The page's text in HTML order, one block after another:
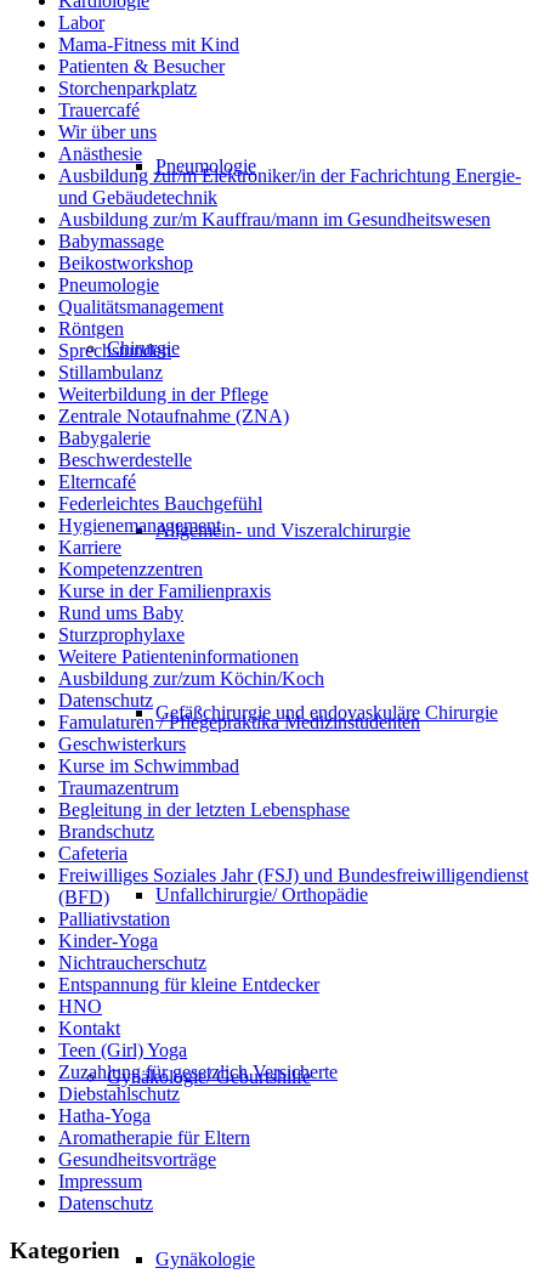
Pneumologie
Chirurgie
Allgemein- und Viszeralchirurgie
Gefäßchirurgie und endovaskuläre Chirurgie
Unfallchirurgie/ Orthopädie
Gynäkologie/ Geburtshilfe
Gynäkologie
Labor
Mama-Fitness mit Kind
Patienten & Besucher
Storchenparkplatz
Trauercafé
Wir über uns
Anästhesie
Ausbildung zur/m Elektroniker/in der Fachrichtung Energie-
und Gebäudetechnik
Ausbildung zur/m Kauffrau/mann im Gesundheitswesen
Babymassage
Beikostworkshop
Pneumologie
Qualitätsmanagement
Röntgen
Sprechstunden
Stillambulanz
Weiterbildung in der Pflege
Zentrale Notaufnahme (ZNA)
Babygalerie
Beschwerdestelle
Elterncafé
Federleichtes Bauchgefühl
Hygienemanagement
Karriere
Kompetenzzentren
Kurse in der Familienpraxis
Rund ums Baby
Sturzprophylaxe
Weitere Patienteninformationen
Ausbildung zur/zum Köchin/Koch
Datenschutz
Famulaturen / Pflegepraktika Medizinstudenten
Geschwisterkurs
Kurse im Schwimmbad
Traumazentrum
Begleitung in der letzten Lebensphase
Brandschutz
Cafeteria
Freiwilliges Soziales Jahr (FSJ) und Bundesfreiwilligendienst
(BFD)
Palliativstation
Kinder-Yoga
Nichtraucherschutz
Entspannung für kleine Entdecker
HNO
Kontakt
Teen (Girl) Yoga
Zuzahlung für gesetzlich Versicherte
Diebstahlschutz
Hatha-Yoga
Aromatherapie für Eltern
Gesundheitsvorträge
Impressum
Datenschutz
Kategorien